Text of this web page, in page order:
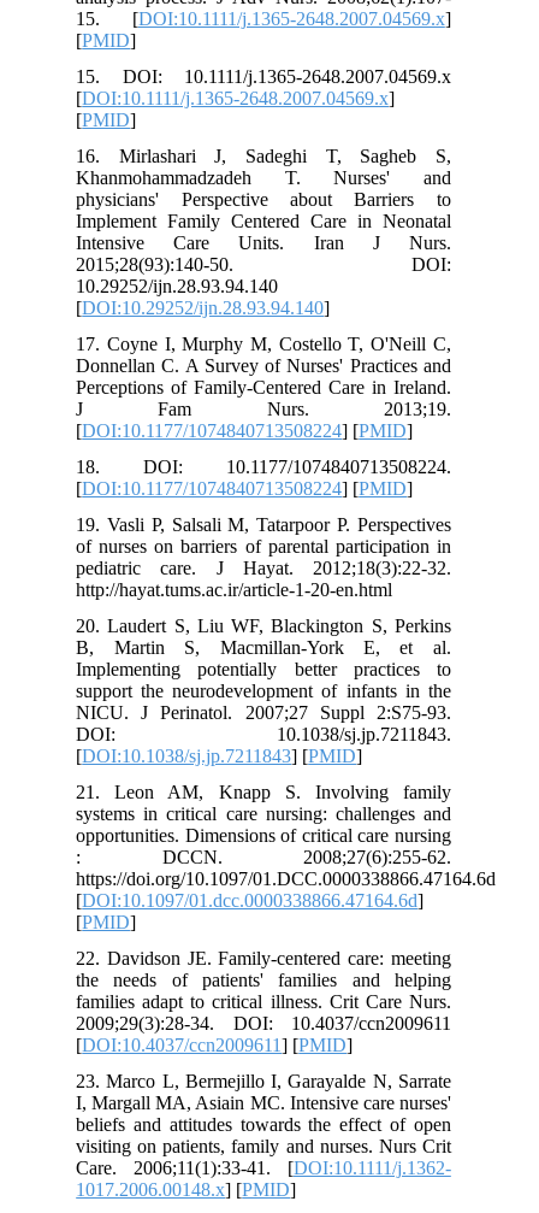
15. [DOI:10.1111/j.1365-2648.2007.04569.x
[PMID
15. DOI: 10.1111/j.1365-2648.2007.04569.x
[DOI:10.1111/j.1365-2648.2007.04569.x
[PMID
16. Mirlashari J, Sadeghi T, Sagheb S,
Khanmohammadzadeh T. Nurses' and
physicians' Perspective about Barriers to
Implement Family Centered Care in Neonatal
Intensive Care Units. Iran J Nurs.
2015;28(93):140-50. DOI:
10.29252/ijn.28.93.94.140
[DOI:10.29252/ijn.28.93.94.140
17. Coyne I, Murphy M, Costello T, O'Neill C,
Donnellan C. A Survey of Nurses' Practices and
Perceptions of Family-Centered Care in Ireland.
J Fam Nurs. 2013;19.
[DOI:10.1177/1074840713508224] [PMID
18. DOI: 10.1177/1074840713508224.
[DOI:10.1177/1074840713508224] [PMID
19. Vasli P, Salsali M, Tatarpoor P. Perspectives
of nurses on barriers of parental participation in
pediatric care. J Hayat. 2012;18(3):22-32.
http://hayat.tums.ac.ir/article-1-20-en.html
20. Laudert S, Liu WF, Blackington S, Perkins
B, Martin S, Macmillan-York E, et al.
Implementing potentially better practices to
support the neurodevelopment of infants in the
NICU. J Perinatol. 2007;27 Suppl 2:S75-93.
DOI: 10.1038/sj.jp.7211843.
[DOI:10.1038/sj.jp.7211843] [PMID
21. Leon AM, Knapp S. Involving family
systems in critical care nursing: challenges and
opportunities. Dimensions of critical care nursing
: DCCN. 2008;27(6):255-62.
https://doi.org/10.1097/01.DCC.0000338866.47164.6d
[DOI:10.1097/01.dcc.0000338866.47164.6d
[PMID
22. Davidson JE. Family-centered care: meeting
the needs of patients' families and helping
families adapt to critical illness. Crit Care Nurs.
2009;29(3):28-34. DOI: 10.4037/ccn2009611
[DOI:10.4037/ccn2009611] [PMID
23. Marco L, Bermejillo I, Garayalde N, Sarrate
I, Margall MA, Asiain MC. Intensive care nurses'
beliefs and attitudes towards the effect of open
visiting on patients, family and nurses. Nurs Crit
Care. 2006;11(1):33-41. [DOI:10.1111/j.1362-
1017.2006.00148.x] [PMID